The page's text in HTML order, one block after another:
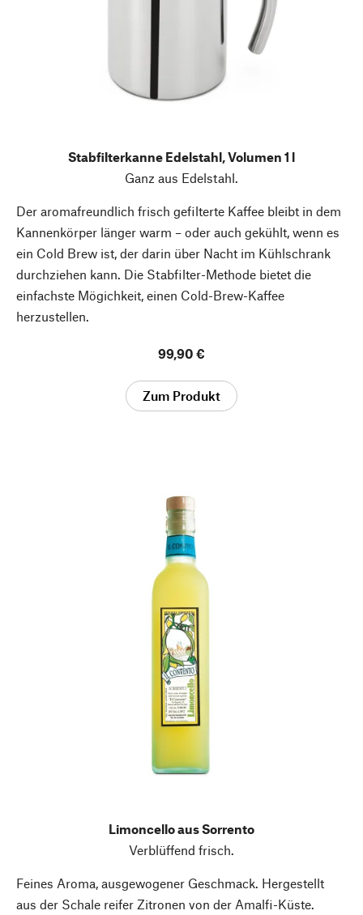
Stabfilterkanne Edelstahl, Volumen 1 l
Ganz aus Edelstahl.
Der aromafreundlich frisch gefilterte Kaffee bleibt in dem
Kannenkörper länger warm – oder auch gekühlt, wenn es
ein Cold Brew ist, der darin über Nacht im Kühlschrank
durchziehen kann. Die Stabfilter-Methode bietet die
einfachste Mögichkeit, einen Cold-Brew-Kaffee
herzustellen.
99,90 €
Zum Produkt
Limoncello aus Sorrento
Verblüffend frisch.
Feines Aroma, ausgewogener Geschmack. Hergestellt
aus der Schale reifer Zitronen von der Amalfi-Küste.